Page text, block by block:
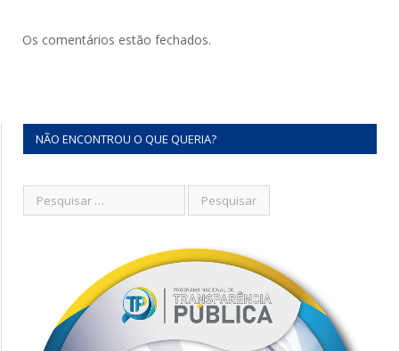
Os comentários estão fechados.
NÃO ENCONTROU O QUE QUERIA?